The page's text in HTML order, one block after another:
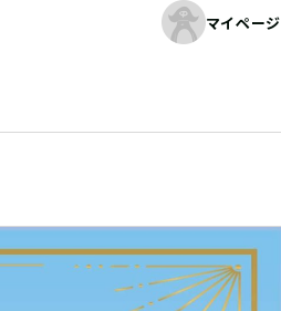
マイページ